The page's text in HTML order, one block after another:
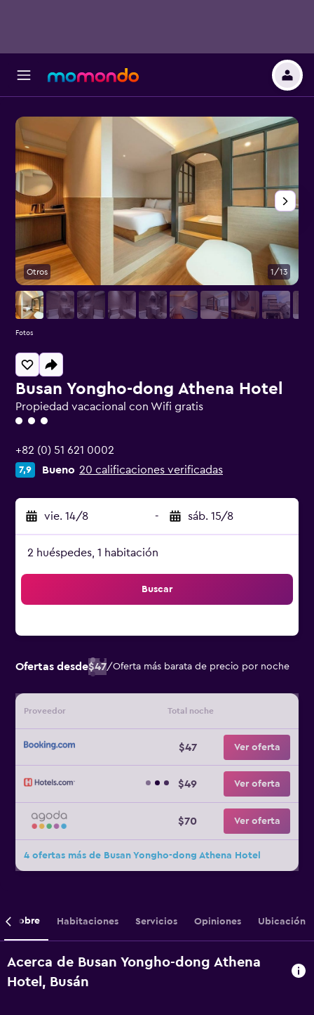
Busan Yongho-dong Athena Hotel
Propiedad vacacional con Wifi gratis
Categoría 3
+82 (0) 51 621 0002
7,9 Bueno 20 calificaciones verificadas
vie. 14/8 - sáb. 15/8
2 huéspedes, 1 habitación
Buscar
Ofertas desde$47/Oferta más barata de precio por noche
Proveedor Total noche
$47 Ver oferta
$49 Ver oferta
$70 Ver oferta
4 ofertas más de Busan Yongho-dong Athena Hotel
Otros 1/13
Fotos
Sobre Habitaciones Servicios Opiniones Ubicación
Acerca de Busan Yongho-dong Athena
Hotel, Busán